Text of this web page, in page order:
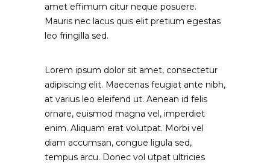
amet effimum citur neque posuere.
Mauris nec lacus quis elit pretium egestas
leo fringilla sed.
Lorem ipsum dolor sit amet, consectetur
adipiscing elit. Maecenas feugiat ante nibh,
at varius leo eleifend ut. Aenean id felis
ornare, euismod magna vel, imperdiet
enim. Aliquam erat volutpat. Morbi vel
diam accumsan, congue ligula sed,
tempus arcu. Donec vol utpat ultricies